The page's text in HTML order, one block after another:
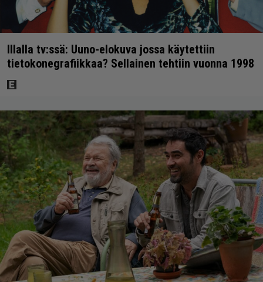
Illalla tv:ssä: Uuno-elokuva jossa käytettiin
tietokonegrafiikkaa? Sellainen tehtiin vuonna 1998